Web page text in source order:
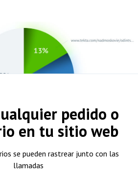
pedido o
en tu sitio web
se pueden rastrear junto con las
llamadas